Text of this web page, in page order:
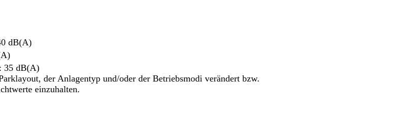
dB(A)
35 dB(A)
der Anlagentyp und/oder der Betriebsmodi verändert bzw.
einzuhalten.